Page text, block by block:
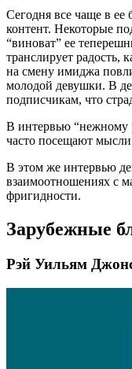
Сегодня все чаще в ее
контент. Некоторые
“виноват” ее
транслирует
на смену имиджа
молодой девушки. В
подписчикам, что
В интервью “нежному
часто посещают
В этом же интервью
взаимоотношениях с
фригидности.
Зарубежные
Рэй Уильям